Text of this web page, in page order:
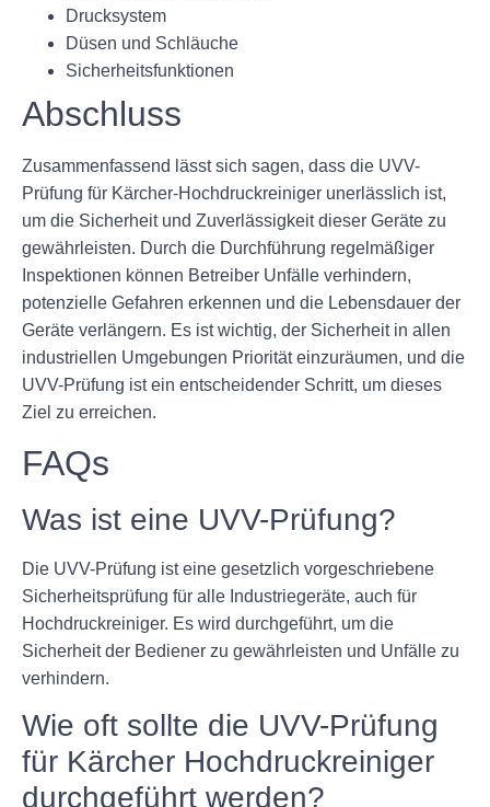
Drucksystem
Düsen und Schläuche
Sicherheitsfunktionen
Abschluss
Zusammenfassend lässt sich sagen, dass die UVV-
Prüfung für Kärcher-Hochdruckreiniger unerlässlich ist,
um die Sicherheit und Zuverlässigkeit dieser Geräte zu
gewährleisten. Durch die Durchführung regelmäßiger
Inspektionen können Betreiber Unfälle verhindern,
potenzielle Gefahren erkennen und die Lebensdauer der
Geräte verlängern. Es ist wichtig, der Sicherheit in allen
industriellen Umgebungen Priorität einzuräumen, und die
UVV-Prüfung ist ein entscheidender Schritt, um dieses
Ziel zu erreichen.
FAQs
Was ist eine UVV-Prüfung?
Die UVV-Prüfung ist eine gesetzlich vorgeschriebene
Sicherheitsprüfung für alle Industriegeräte, auch für
Hochdruckreiniger. Es wird durchgeführt, um die
Sicherheit der Bediener zu gewährleisten und Unfälle zu
verhindern.
Wie oft sollte die UVV-Prüfung
für Kärcher Hochdruckreiniger
durchgeführt werden?